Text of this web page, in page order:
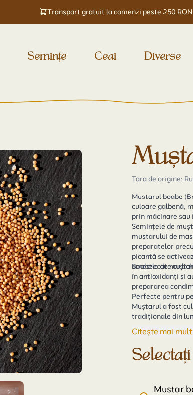
Transport gratuit la comenzi peste 250 RON
Semințe Ceai Diverse
Țara de origine:
Mustarul boabe (
culoare galbenă,
prin măcinare sau
Semințele de
muștarului de
preparatelor
picantă se
amestecate cu
Boabele de
în antioxidanți și
prepararea
Muștarul a fost
tradiționale din
Citește mai mult
Mustar